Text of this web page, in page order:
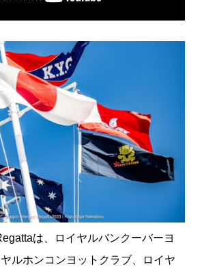
は、ロイヤルバンクーバーヨ
ルホンコンヨットクラブ、ロイヤ